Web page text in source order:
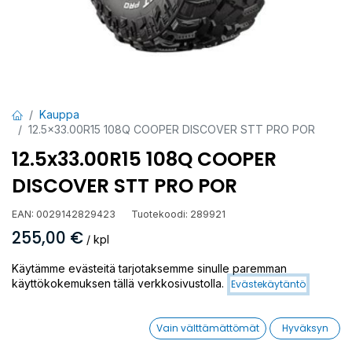
Kauppa
12.5x33.00R15 108Q COOPER DISCOVER STT PRO POR
12.5x33.00R15 108Q COOPER
DISCOVER STT PRO POR
EAN: 0029142829423 Tuotekoodi: 289921
255,00 € / kpl
Toimittajilla (ulkomaa):Saatavilla
Käytämme evästeitä tarjotaksemme sinulle paremman
käyttökokemuksen tällä verkkosivustolla. Evästekäytäntö
Vain välttämättömät Hyväksyn